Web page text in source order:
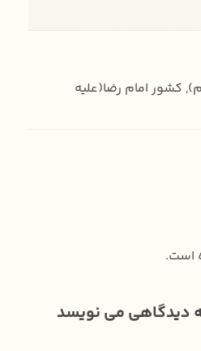
کشور امام رضا(علیه
است.
دیدگاهی می نویسد